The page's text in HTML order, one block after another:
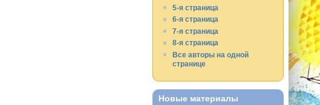
5-я страница
6-я страница
7-я страница
8-я страница
Все авторы на одной
странице
Новые материалы